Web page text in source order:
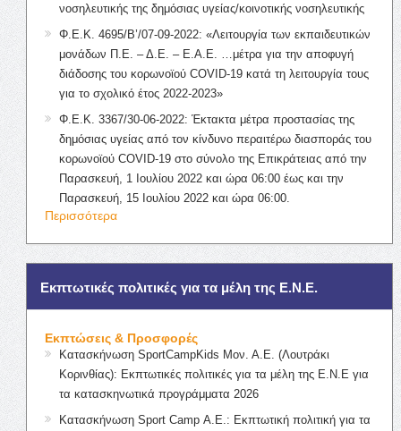
νοσηλευτικής της δημόσιας υγείας/κοινοτικής νοσηλευτικής
Φ.Ε.Κ. 4695/Β’/07-09-2022: «Λειτουργία των εκπαιδευτικών
μονάδων Π.Ε. – Δ.Ε. – Ε.Α.Ε. …μέτρα για την αποφυγή
διάδοσης του κορωνοϊού COVID-19 κατά τη λειτουργία τους
για το σχολικό έτος 2022-2023»
Φ.Ε.Κ. 3367/30-06-2022: Έκτακτα μέτρα προστασίας της
δημόσιας υγείας από τον κίνδυνο περαιτέρω διασποράς του
κορωνοϊού COVID-19 στο σύνολο της Επικράτειας από την
Παρασκευή, 1 Ιουλίου 2022 και ώρα 06:00 έως και την
Παρασκευή, 15 Ιουλίου 2022 και ώρα 06:00.
Περισσότερα
Εκπτωτικές πολιτικές για τα μέλη της Ε.Ν.Ε.
Εκπτώσεις & Προσφορές
Κατασκήνωση SportCampKids Μον. Α.Ε. (Λουτράκι
Κορινθίας): Εκπτωτικές πολιτικές για τα μέλη της Ε.Ν.Ε για
τα κατασκηνωτικά προγράμματα 2026
Κατασκήνωση Sport Camp Α.Ε.: Εκπτωτική πολιτική για τα